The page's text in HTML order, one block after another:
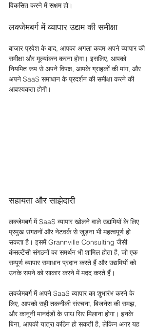
विकसित करने में सक्षम हो।
लक्जेमबर्ग में व्यापार उद्यम की समीक्षा
बाजार प्रवेश के बाद, आपका अगला कदम अपने व्यापार की
समीक्षा और मूल्यांकन करना होगा। इसलिए, आपको
नियमित रूप से अपने विपक्ष, आपके ग्राहकों की मांग, और
अपने SaaS समाधान के प्रदर्शन की समीक्षा करने की
आवश्यकता होगी।
सहायता और साझेदारी
लक्जेमबर्ग में SaaS व्यापार खोलने वाले उद्यमियों के लिए
प्रमुख संगठनों और नेटवर्क से जुड़ना भी महत्वपूर्ण हो
सकता है। इसमें Grannville Consulting जैसी
कंसल्टेंसी संगठनों का समर्थन भी शामिल होता है, जो एक
सम्पूर्ण व्यापार समाधान प्रदान करते हैं और उद्यमियों को
उनके सपने को साकार करने में मदद करते हैं।
लक्जेमबर्ग में अपने SaaS व्यापार का शुभारंभ करने के
लिए, आपको सही तकनीकी संरचना, बिजनेस की समझ,
और कानूनी मानदंडों के साथ सिर मिलाना होगा। इनके
बिना, आपकी यात्रा कठिन हो सकती है, लेकिन अगर यह